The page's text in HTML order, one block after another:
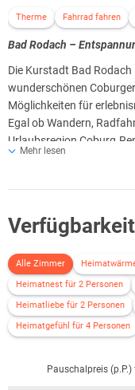
Alle Terrassen und
Verfügung – für
Ihr Gastgeber legt Wert
Alle Wohnungen sind
Terrassen. Für Gäste,
verzichten möchten,
im Innenhof zur
Therme Fahrrad fahren
Bad Rodach –
Die Kurstadt Bad
wunderschönen
Möglichkeiten für
Egal ob Wandern,
Urlaubsregion
ThermeNatur, ein
Thermalwasser aus
Erholungssuchende,
Neben der Therme
Radwege sowie kleine
historische Altstadt,
Lebenslust lassen Ihre
Mehr lesen
Verfügbarkeit
Alle Zimmer
Heimatnest für 2 Personen
Heimatliebe für 2 Personen
Heimatgefühl für 4 Personen
Pauschalpreis